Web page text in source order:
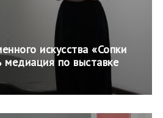
искусства «Сопки
медиация по выставке